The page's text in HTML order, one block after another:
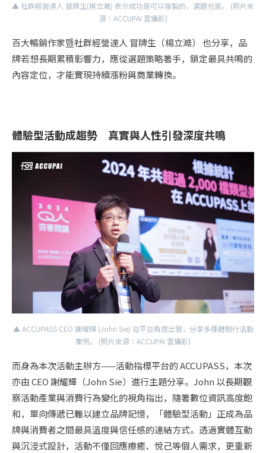
▲ 社群經營達人 冒牌生(楊立澔) 表示成功是可以複製的，選題也是。 (照片來
源：ACCUPAI 雲攝影)
百大暢銷作家暨社群經營達人 冒牌生（楊立澔） 也分享，品
牌若想長期累積影響力，應從選題策略著手，鎖定最具共鳴的
內容定位，才能實現持續漲粉與商業轉換。
體驗型活動成趨勢 真實與人性引發深度共鳴
▲ ACCUPASS CEO 謝耀輝 (John Sie) 從平台角度出發，分享多種體驗行活動
案例。 (照片來源：ACCUPAI 雲攝影)
而身為本次活動主辦方——活動指標平台的 ACCUPASS，本次
亦由 CEO 謝耀輝（John Sie）進行主題分享。John 以長期觀
察活動產業與消費行為變化的視角指出，隨著數位資訊高度飽
和，單向傳遞已難以建立品牌記憶，「體驗型活動」正成為品
牌與消費者之間最具溫度與信任感的連結方式。透過實體互動
與沉浸式設計，活動不僅回應療癒、悅己等個人需求，更重新